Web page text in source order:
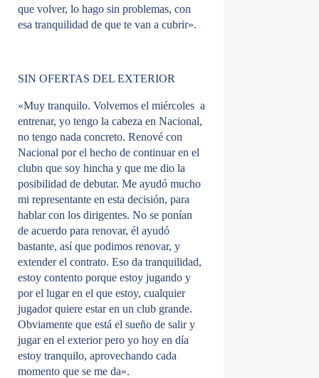
que volver, lo hago sin problemas, con
esa tranquilidad de que te van a cubrir».
SIN OFERTAS DEL EXTERIOR
«Muy tranquilo. Volvemos el miércoles a
entrenar, yo tengo la cabeza en Nacional,
no tengo nada concreto. Renové con
Nacional por el hecho de continuar en el
clubn que soy hincha y que me dio la
posibilidad de debutar. Me ayudó mucho
mi representante en esta decisión, para
hablar con los dirigentes. No se ponían
de acuerdo para renovar, él ayudó
bastante, así que podimos renovar, y
extender el contrato. Eso da tranquilidad,
estoy contento porque estoy jugando y
por el lugar en el que estoy, cualquier
jugador quiere estar en un club grande.
Obviamente que está el sueño de salir y
jugar en el exterior pero yo hoy en día
estoy tranquilo, aprovechando cada
momento que se me da».